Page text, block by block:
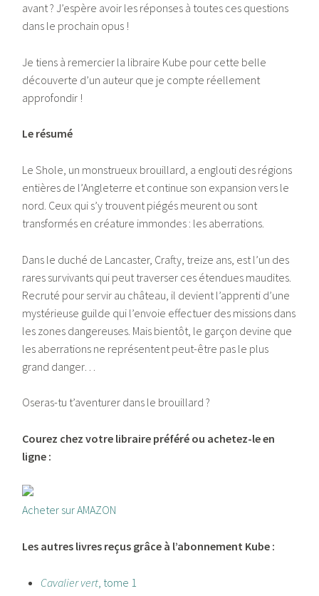
avant ? J’espère avoir les réponses à toutes ces questions
dans le prochain opus !
Je tiens à remercier la libraire Kube pour cette belle
découverte d’un auteur que je compte réellement
approfondir !
Le résumé
Le Shole, un monstrueux brouillard, a englouti des régions
entières de l’Angleterre et continue son expansion vers le
nord. Ceux qui s’y trouvent piégés meurent ou sont
transformés en créature immondes : les aberrations.
Dans le duché de Lancaster, Crafty, treize ans, est l’un des
rares survivants qui peut traverser ces étendues maudites.
Recruté pour servir au château, il devient l’apprenti d’une
mystérieuse guilde qui l’envoie effectuer des missions dans
les zones dangereuses. Mais bientôt, le garçon devine que
les aberrations ne représentent peut-être pas le plus
grand danger…
Oseras-tu t’aventurer dans le brouillard ?
Courez chez votre libraire préféré ou achetez-le en
ligne :
Acheter sur AMAZON
Les autres livres reçus grâce à l’abonnement Kube :
Cavalier vert, tome 1